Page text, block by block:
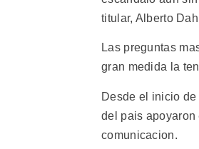
titular, Alberto
Las preguntas
gran medida la
Desde el inicio
del pais apoyaron
comunicacion.